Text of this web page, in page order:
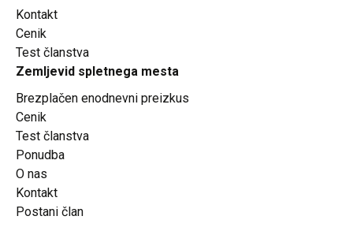
Kontakt
Cenik
Test članstva
Zemljevid spletnega mesta
Brezplačen enodnevni preizkus
Cenik
Test članstva
Ponudba
O nas
Kontakt
Postani član